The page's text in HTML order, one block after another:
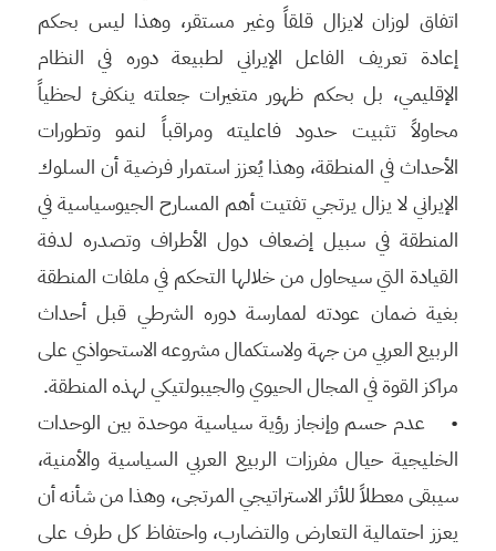
اتفاق لوزان لايزال قلقاً وغير مستقر، وهذا ليس بحكم
إعادة تعريف الفاعل الإيراني لطبيعة دوره في النظام
الإقليمي، بل بحكم ظهور متغيرات جعلته ينكفئ لحظياً
محاولاً تثبيت حدود فاعليته ومراقباً لنمو وتطورات
الأحداث في المنطقة، وهذا يُعزز استمرار فرضية أن السلوك
الإيراني لا يزال يرتجي تفتيت أهم المسارح الجيوسياسية في
المنطقة في سبيل إضعاف دول الأطراف وتصدره لدفة
القيادة التي سيحاول من خلالها التحكم في ملفات المنطقة
بغية ضمان عودته لممارسة دوره الشرطي قبل أحداث
الربيع العربي من جهة ولاستكمال مشروعه الاستحواذي على
مراكز القوة في المجال الحيوي والجيبولتيكي لهذه المنطقة.
• عدم حسم وإنجاز رؤية سياسية موحدة بين الوحدات
الخليجية حيال مفرزات الربيع العربي السياسية والأمنية،
سيبقى معطلاً للأثر الاستراتيجي المرتجى، وهذا من شأنه أن
يعزز احتمالية التعارض والتضارب، واحتفاظ كل طرف على